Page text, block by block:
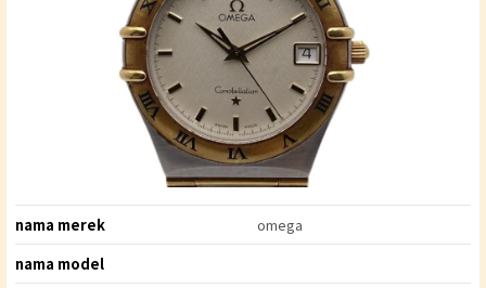
nama merek
omega
nama model